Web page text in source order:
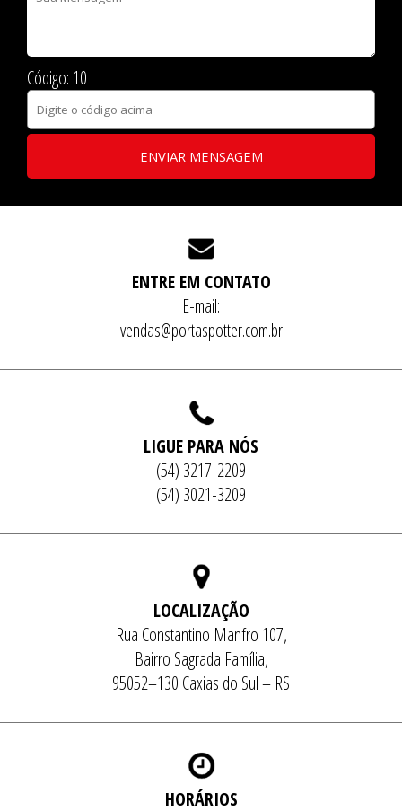
Código: 10
ENVIAR MENSAGEM
ENTRE EM CONTATO
E-mail:
vendas@portaspotter.com.br
LIGUE PARA NÓS
(54) 3217-2209
(54) 3021-3209
LOCALIZAÇÃO
Rua Constantino Manfro 107,
Bairro Sagrada Família,
95052–130 Caxias do Sul – RS
HORÁRIOS